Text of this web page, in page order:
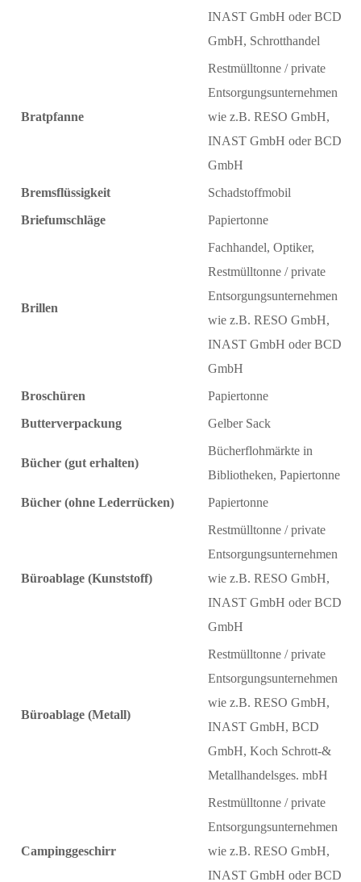
INAST GmbH oder BCD
GmbH, Schrotthandel
Bratpfanne
Restmülltonne / private
Entsorgungsunternehmen
wie z.B. RESO GmbH,
INAST GmbH oder BCD
GmbH
Bremsflüssigkeit
Schadstoffmobil
Briefumschläge
Papiertonne
Brillen
Fachhandel, Optiker,
Restmülltonne / private
Entsorgungsunternehmen
wie z.B. RESO GmbH,
INAST GmbH oder BCD
GmbH
Broschüren
Papiertonne
Butterverpackung
Gelber Sack
Bücher (gut erhalten)
Bücherflohmärkte in
Bibliotheken, Papiertonne
Bücher (ohne Lederrücken)
Papiertonne
Büroablage (Kunststoff)
Restmülltonne / private
Entsorgungsunternehmen
wie z.B. RESO GmbH,
INAST GmbH oder BCD
GmbH
Büroablage (Metall)
Restmülltonne / private
Entsorgungsunternehmen
wie z.B. RESO GmbH,
INAST GmbH, BCD
GmbH, Koch Schrott-&
Metallhandelsges. mbH
Campinggeschirr
Restmülltonne / private
Entsorgungsunternehmen
wie z.B. RESO GmbH,
INAST GmbH oder BCD